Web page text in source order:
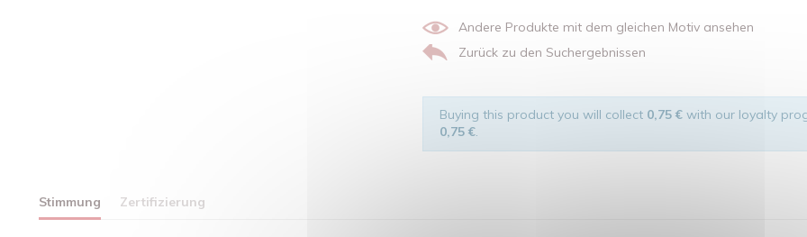
Andere Produkte mit dem gleichen Motiv ansehen
Zurück zu den Suchergebnissen
Buying this product you will collect 0,75 €with our loyalty
0,75 €.
Stimmung Zertifizierung